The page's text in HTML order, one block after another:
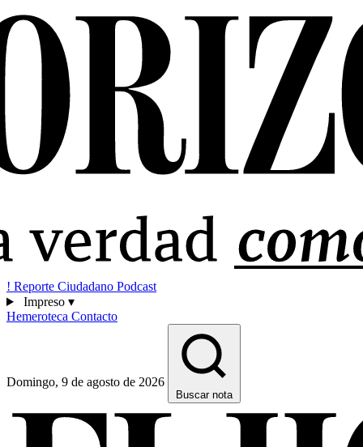
! Reporte Ciudadano Podcast
Impreso ▾
Hemeroteca Contacto
Domingo, 9 de agosto de 2026
Buscar nota